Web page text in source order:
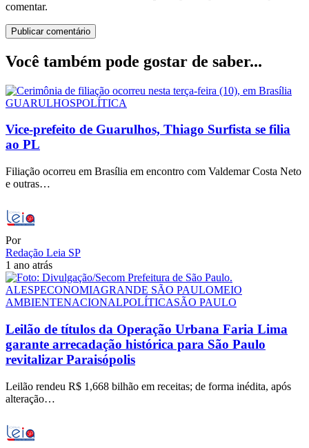
comentar.
Você também pode gostar de saber...
GUARULHOSPOLÍTICA
Vice-prefeito de Guarulhos, Thiago Surfista se filia
ao PL
Filiação ocorreu em Brasília em encontro com Valdemar Costa Neto
e outras…
Por
Redação Leia SP
1 ano atrás
ALESPECONOMIAGRANDE SÃO PAULOMEIO
AMBIENTENACIONALPOLÍTICASÃO PAULO
Leilão de títulos da Operação Urbana Faria Lima
garante arrecadação histórica para São Paulo
revitalizar Paraisópolis
Leilão rendeu R$ 1,668 bilhão em receitas; de forma inédita, após
alteração…